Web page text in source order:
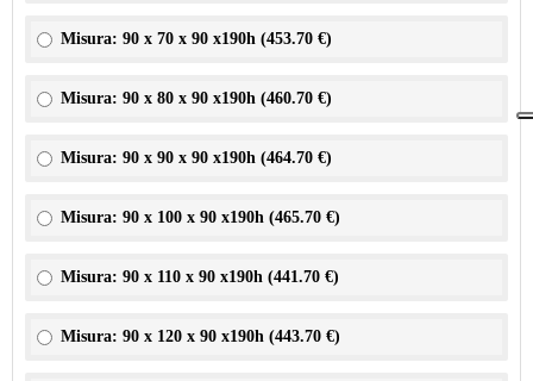
Misura: 90 x 70 x 90 x190h (453.70 €)
Misura: 90 x 80 x 90 x190h (460.70 €)
Misura: 90 x 90 x 90 x190h (464.70 €)
Misura: 90 x 100 x 90 x190h (465.70 €)
Misura: 90 x 110 x 90 x190h (441.70 €)
Misura: 90 x 120 x 90 x190h (443.70 €)